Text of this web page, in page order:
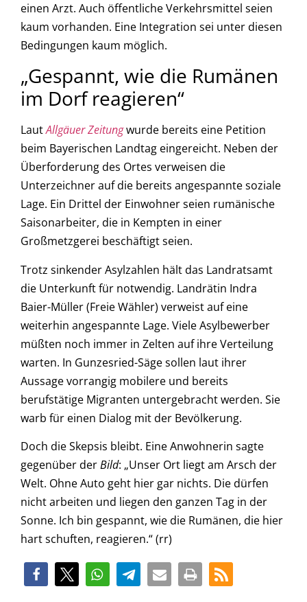
einen Arzt. Auch öffentliche Verkehrsmittel seien
kaum vorhanden. Eine Integration sei unter diesen
Bedingungen kaum möglich.
„Gespannt, wie die Rumänen
im Dorf reagieren“
LautAllgäuer Zeitungwurde bereits eine Petition
beim Bayerischen Landtag eingereicht. Neben der
Überforderung des Ortes verweisen die
Unterzeichner auf die bereits angespannte soziale
Lage. Ein Drittel der Einwohner seien rumänische
Saisonarbeiter, die in Kempten in einer
Großmetzgerei beschäftigt seien.
Trotz sinkender Asylzahlen hält das Landratsamt
die Unterkunft für notwendig. Landrätin Indra
Baier-Müller (Freie Wähler) verweist auf eine
weiterhin angespannte Lage. Viele Asylbewerber
müßten noch immer in Zelten auf ihre Verteilung
warten. In Gunzesried-Säge sollen laut ihrer
Aussage vorrangig mobilere und bereits
berufstätige Migranten untergebracht werden. Sie
warb für einen Dialog mit der Bevölkerung.
Doch die Skepsis bleibt. Eine Anwohnerin sagte
gegenüber derBild: „Unser Ort liegt am Arsch der
Welt. Ohne Auto geht hier gar nichts. Die dürfen
nicht arbeiten und liegen den ganzen Tag in der
Sonne. Ich bin gespannt, wie die Rumänen, die hier
hart schuften, reagieren.“ (rr)